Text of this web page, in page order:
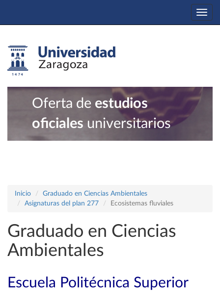
Oferta de estudios
oficiales universitarios
Inicio
Graduado en Ciencias Ambientales
Asignaturas del plan 277
Ecosistemas fluviales
Graduado en Ciencias
Ambientales
Escuela Politécnica Superior